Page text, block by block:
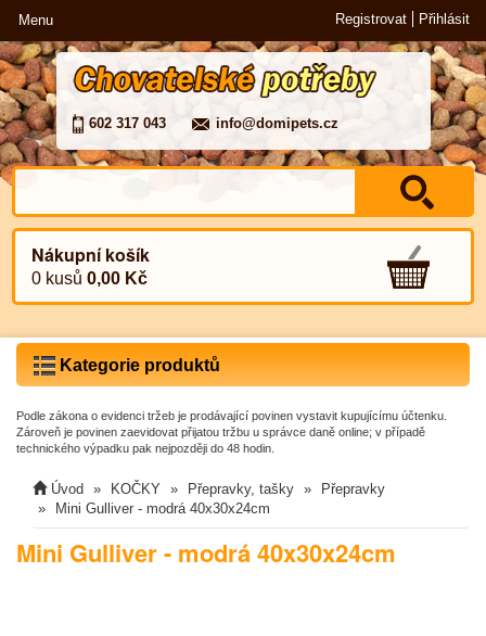
Menu Registrovat Přihlásit
602 317 043 info@domipets.cz
Nákupní košík
0 kusů0,00 Kč
Kategorie produktů
Podle zákona o evidenci tržeb je prodávající povinen vystavit kupujícímu účtenku.
Zároveň je povinen zaevidovat přijatou tržbu u správce daně online; v případě
technického výpadku pak nejpozději do 48 hodin.
Úvod KOČKY Přepravky, tašky
Přepravky
Mini Gulliver - modrá 40x30x24cm
Mini Gulliver - modrá 40x30x24cm